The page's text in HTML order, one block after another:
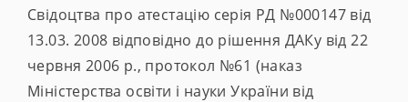
Свідоцтва про атестацію серія РД №000147 від
13.03. 2008 відповідно до рішення ДАКу від 22
червня 2006 р., протокол №61 (наказ
Міністерства освіти і науки України від